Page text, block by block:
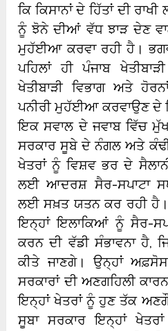
ਕਿ ਕਿਸਾਨਾਂ ਦੇ ਹਿੱਤਾਂ ਦੀ
ਨੂੰ ਝੋਨੇ ਦੀਆਂ ਵੱਧ ਝਾੜ ਦੇਣ
ਮੁਹੱਈਆ ਕਰਵਾ ਰਹੀ ਹੈ।
ਪਹਿਲਾਂ ਹੀ ਪੰਜਾਬ
ਖੇਤੀਬਾੜੀ ਵਿਭਾਗ ਅਤੇ
ਪਨੀਰੀ ਮੁਹੱਈਆ ਕਰਵਾਉਣ ਦੇ
ਇਕ ਸਵਾਲ ਦੇ ਜਵਾਬ ਵਿੱਚ
ਸਰਕਾਰ ਸੂਬੇ ਦੇ ਨੰਗਲ ਅਤੇ
ਖੇਤਰਾਂ ਨੂੰ ਵਿਸ਼ਵ ਭਰ ਦੇ
ਲਈ ਆਦਰਸ਼ ਸੈਰ-ਸਪਾਟਾ
ਲਈ ਸਖ਼ਤ ਯਤਨ ਕਰ ਰਹੀ ਹੈ।
ਇਨ੍ਹਾਂ ਇਲਾਕਿਆਂ ਨੂੰ ਸੈਰ-
ਕਰਨ ਦੀ ਵੱਡੀ ਸੰਭਾਵਨਾ
ਕੀਤੇ ਜਾਣਗੇ। ਉਨ੍ਹਾਂ
ਸਰਕਾਰਾਂ ਦੀ ਅਣਗਹਿਲੀ
ਇਨ੍ਹਾਂ ਖੇਤਰਾਂ ਨੂੰ ਹੁਣ ਤੱਕ
ਸੂਬਾ ਸਰਕਾਰ ਇਨ੍ਹਾਂ